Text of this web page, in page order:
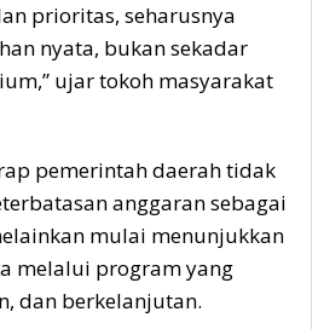
prioritas, seharusnya
nyata, bukan sekadar
ujar tokoh masyarakat
pemerintah daerah tidak
anggaran sebagai
mulai menunjukkan
melalui program yang
dan berkelanjutan.